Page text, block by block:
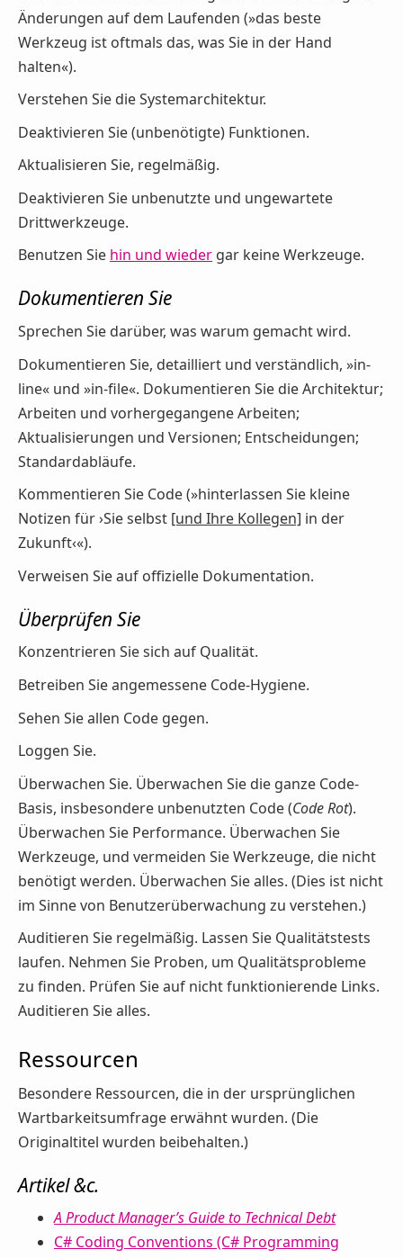
Änderungen auf dem Laufenden (»das beste
Werkzeug ist oftmals das, was Sie in der Hand
halten«).
Verstehen Sie die Systemarchitektur.
Deaktivieren Sie (unbenötigte) Funktionen.
Aktualisieren Sie, regelmäßig.
Deaktivieren Sie unbenutzte und ungewartete
Drittwerkzeuge.
Benutzen Sie hin und wieder gar keine Werkzeuge.
Dokumentieren Sie
Sprechen Sie darüber, was warum gemacht wird.
Dokumentieren Sie, detailliert und verständlich, »in-
line« und »in-file«. Dokumentieren Sie die Architektur;
Arbeiten und vorhergegangene Arbeiten;
Aktualisierungen und Versionen; Entscheidungen;
Standardabläufe.
Kommentieren Sie Code (»hinterlassen Sie kleine
Notizen für ›Sie selbst [und Ihre Kollegen] in der
Zukunft‹«).
Verweisen Sie auf offizielle Dokumentation.
Überprüfen Sie
Konzentrieren Sie sich auf Qualität.
Betreiben Sie angemessene Code-Hygiene.
Sehen Sie allen Code gegen.
Loggen Sie.
Überwachen Sie. Überwachen Sie die ganze Code-
Basis, insbesondere unbenutzten Code (Code Rot).
Überwachen Sie Performance. Überwachen Sie
Werkzeuge, und vermeiden Sie Werkzeuge, die nicht
benötigt werden. Überwachen Sie alles. (Dies ist nicht
im Sinne von Benutzerüberwachung zu verstehen.)
Auditieren Sie regelmäßig. Lassen Sie Qualitätstests
laufen. Nehmen Sie Proben, um Qualitätsprobleme
zu finden. Prüfen Sie auf nicht funktionierende Links.
Auditieren Sie alles.
Ressourcen
Besondere Ressourcen, die in der ursprünglichen
Wartbarkeitsumfrage erwähnt wurden. (Die
Originaltitel wurden beibehalten.)
Artikel &c.
A Product Manager’s Guide to Technical Debt
C# Coding Conventions (C# Programming